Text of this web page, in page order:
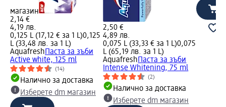
магазин
2,14 €
4,19 лв.
0,125 L (17,12 € за 1 L)0,125
L (33,48 лв. за 1 L)
Aquafresh Паста за зъби
Active white, 125 ml
(14)
Налично за доставка
Изберете dm магазин
2,50 €
4,89 лв.
0,075 L (33,33 € за 1 L)0,075
L (65,19 лв. за 1 L)
Aquafresh Паста за зъби
Intense Whitening, 75 ml
(2)
Налично за доставка
Изберете dm магазин